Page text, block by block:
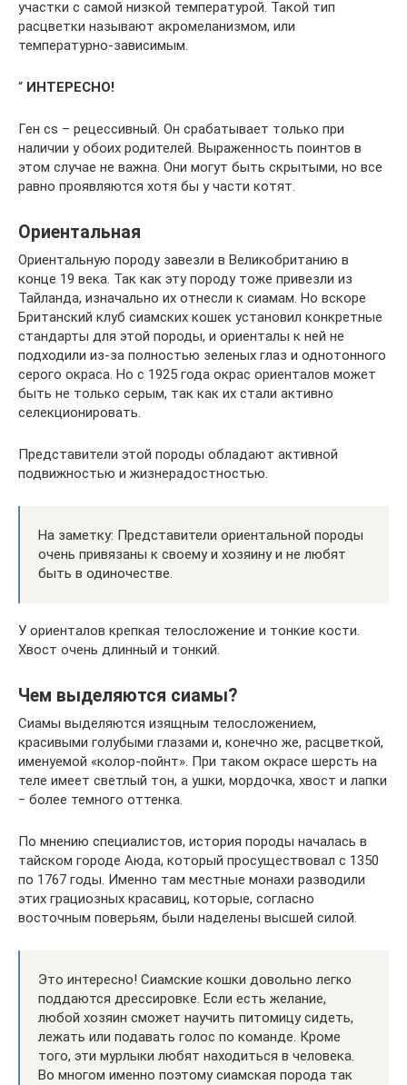
участки с самой низкой температурой. Такой тип
расцветки называют акромеланизмом, или
температурно-зависимым.
“ ИНТЕРЕСНО!
Ген cs – рецессивный. Он срабатывает только при
наличии у обоих родителей. Выраженность поинтов в
этом случае не важна. Они могут быть скрытыми, но все
равно проявляются хотя бы у части котят.
Ориентальная
Ориентальную породу завезли в Великобританию в
конце 19 века. Так как эту породу тоже привезли из
Тайланда, изначально их отнесли к сиамам. Но вскоре
Британский клуб сиамских кошек установил конкретные
стандарты для этой породы, и ориенталы к ней не
подходили из-за полностью зеленых глаз и однотонного
серого окраса. Но с 1925 года окрас ориенталов может
быть не только серым, так как их стали активно
селекционировать.
Представители этой породы обладают активной
подвижностью и жизнерадостностью.
На заметку: Представители ориентальной породы
очень привязаны к своему и хозяину и не любят
быть в одиночестве.
У ориенталов крепкая телосложение и тонкие кости.
Хвост очень длинный и тонкий.
Чем выделяются сиамы?
Сиамы выделяются изящным телосложением,
красивыми голубыми глазами и, конечно же, расцветкой,
именуемой «колор-пойнт». При таком окрасе шерсть на
теле имеет светлый тон, а ушки, мордочка, хвост и лапки
‒ более темного оттенка.
По мнению специалистов, история породы началась в
тайском городе Аюда, который просуществовал с 1350
по 1767 годы. Именно там местные монахи разводили
этих грациозных красавиц, которые, согласно
восточным поверьям, были наделены высшей силой.
Это интересно! Сиамские кошки довольно легко
поддаются дрессировке. Если есть желание,
любой хозяин сможет научить питомицу сидеть,
лежать или подавать голос по команде. Кроме
того, эти мурлыки любят находиться в человека.
Во многом именно поэтому сиамская порода так